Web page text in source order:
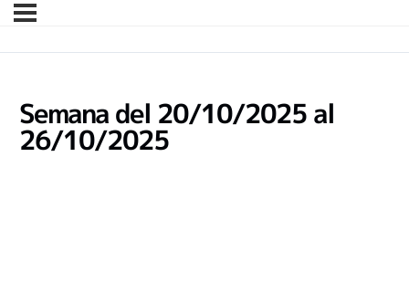
Semana del 20/10/2025 al
26/10/2025